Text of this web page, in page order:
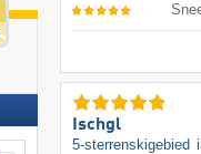
Ischgl
5-sterrenskigebied